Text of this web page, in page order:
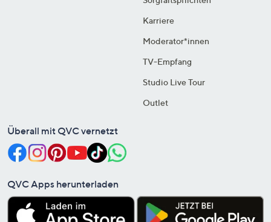
Karriere
Moderator*innen
TV-Empfang
Studio Live Tour
Outlet
Überall mit QVC vernetzt
QVC Apps herunterladen